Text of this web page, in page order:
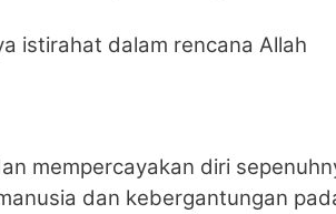
istirahat dalam rencana Allah
mempercayakan diri
dan kebergantungan